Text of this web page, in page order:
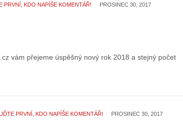
PRVNÍ, KDO NAPÍŠE KOMENTÁŘ! PROSINEC 30, 2017
vám přejeme úspěšný nový rok 2018 a stejný počet
PRVNÍ, KDO NAPÍŠE KOMENTÁŘ! PROSINEC 30, 2017